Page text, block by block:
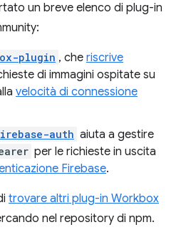
un breve elenco di plug-in
plugin , che riscrive
di immagini ospitate su
velocità di connessione
auth aiuta a gestire
per le richieste in uscita
Firebase.
trovare altri plug-in Workbox
nel repository di npm.